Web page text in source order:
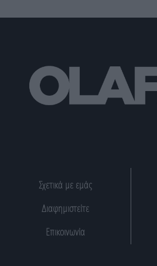
Σχετικά με εμάς
Διαφημιστείτε
Επικοινωνία